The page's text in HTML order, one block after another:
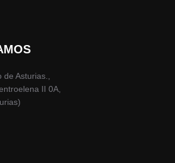
Asturias.,
II 0A,